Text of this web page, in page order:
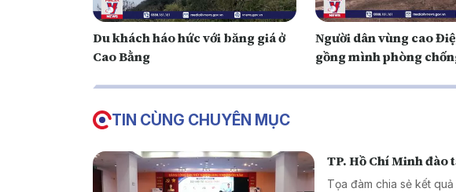
Du khách háo hức với băng giá ở
Cao Bằng
Người dân vùng cao
gồng mình phòng
TIN CÙNG CHUYÊN MỤC
TP. Hồ Chí Minh
Tọa đàm chia sẻ kết